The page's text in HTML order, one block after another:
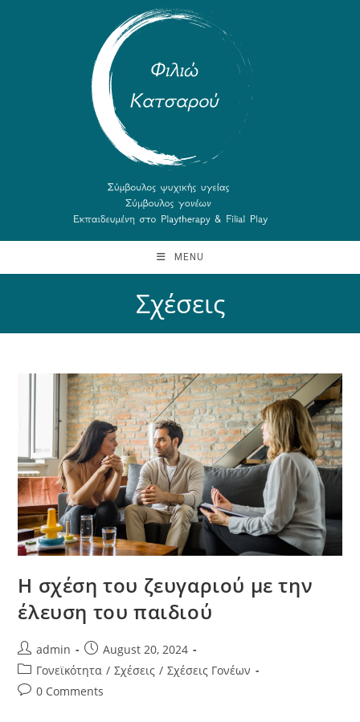
MENU
Σχέσεις
Η σχέση του ζευγαριού με την
έλευση του παιδιού
admin
August 20, 2024
Γονεϊκότητα / Σχέσεις / Σχέσεις Γονέων
0 Comments